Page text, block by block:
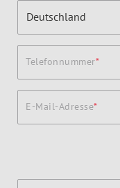
Telefonnummer
E-Mail-Adresse